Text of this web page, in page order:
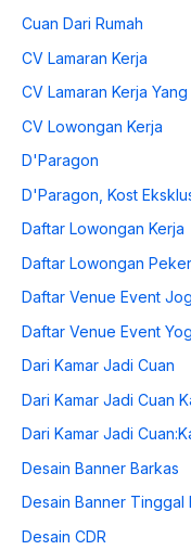
Cuan Dari Rumah
CV Lamaran Kerja
CV Lamaran Kerja
CV Lowongan Kerja
D'Paragon
D'Paragon, Kost
Daftar Lowongan Kerja
Daftar Lowongan
Daftar Venue Event
Daftar Venue Event
Dari Kamar Jadi Cuan
Dari Kamar Jadi Cuan
Dari Kamar Jadi
Desain Banner Barkas
Desain Banner Tinggal
Desain CDR